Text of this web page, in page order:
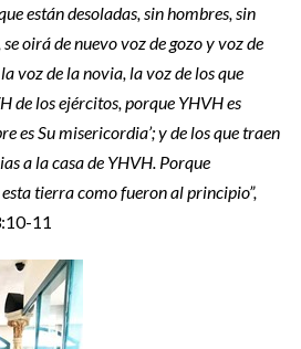
están desoladas, sin hombres, sin
oirá de nuevo voz de gozo y voz de
voz de la novia, la voz de los que
de los ejércitos, porque YHVH es
es Su misericordia’; y de los que traen
a la casa de YHVH. Porque
tierra como fueron al principio”,
11